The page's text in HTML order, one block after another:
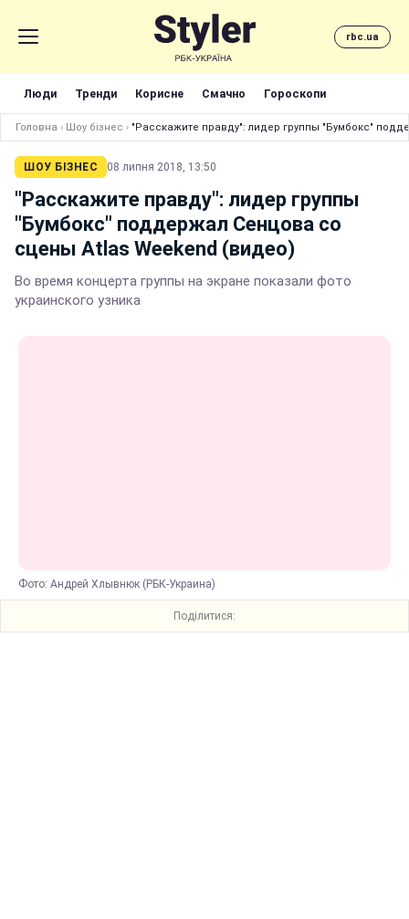
rbc.ua
Люди Тренди Корисне Смачно Гороскопи
Головна › Шоу бізнес › "Расскажите правду": лидер группы "Бумбокс"
ШОУ БІЗНЕС 08 липня 2018, 13:50
"Расскажите правду": лидер группы
"Бумбокс" поддержал Сенцова со
сцены Atlas Weekend (видео)
Во время концерта группы на экране показали фото
украинского узника
Фото: Андрей Хлывнюк (РБК-Украина)
Поділитися: